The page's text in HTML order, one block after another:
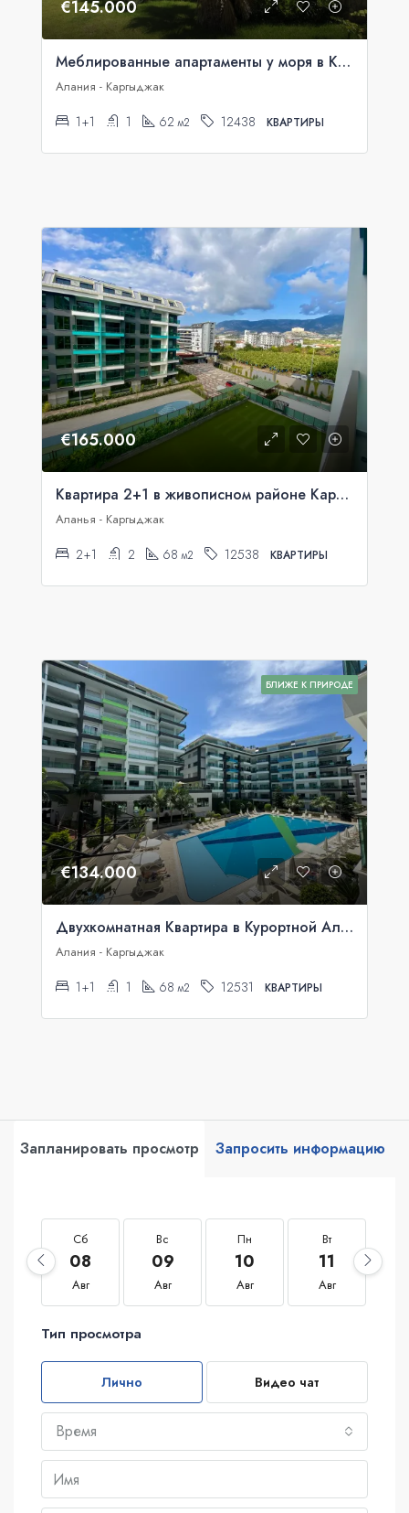
€145.000
Меблированные апартаменты у моря в Konak Seaside Resort
Алания - Каргыджак
1+1 1 62 м2 12438 КВАРТИРЫ
€165.000
Квартира 2+1 в живописном районе Каргыджак, Аланья
Аланья - Каргыджак
2+1 2 68 м2 12538 КВАРТИРЫ
БЛИЖЕ К ПРИРОДЕ
€134.000
Двухкомнатная Квартира в Курортной Аланье
Алания - Каргыджак
1+1 1 68 м2 12531 КВАРТИРЫ
Запланировать просмотр Запросить информацию
Сб
08
Авг
Вс
09
Авг
Пн
10
Авг
Вт
11
Авг
Тип просмотра
Лично Видео чат
Время